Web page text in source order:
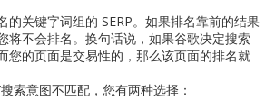
的关键字词组的 SERP。如果排名靠前的结果
将不会排名。换句话说，如果谷歌决定搜索
您的页面是交易性的，那么该页面的排名就
索意图不匹配，您有两种选择：